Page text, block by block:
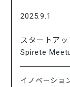
2025.9.1
スタートアッ
Spirete
イノベーショ